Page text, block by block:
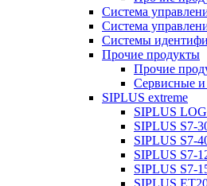
Система
Система
Системы
Прочие продукты
Прочие
Сервисные и
SIPLUS extreme
SIPLUS
SIPLUS S7-
SIPLUS S7-
SIPLUS S7-
SIPLUS S7-
SIPLUS